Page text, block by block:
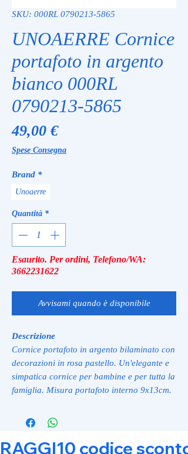
SKU: 000RL 0790213-5865
UNOAERRE Cornice
portafoto in argento
bianco 000RL
0790213-5865
49,00 €Prezzo
Spese Consegna
Brand *
Unoaerre
Quantità *
Esaurito. Per ordini, Telefono/WA:
3662231622
Avvisami quando è disponibile
Descrizione
Cornice portafoto in argento bilaminato con
decorazioni in rosa pastello. Un'elegante e
simpatica cornice per bambine e per tutta la
famiglia. Misura portafoto interno 9x13cm.
RAGGI10 codice